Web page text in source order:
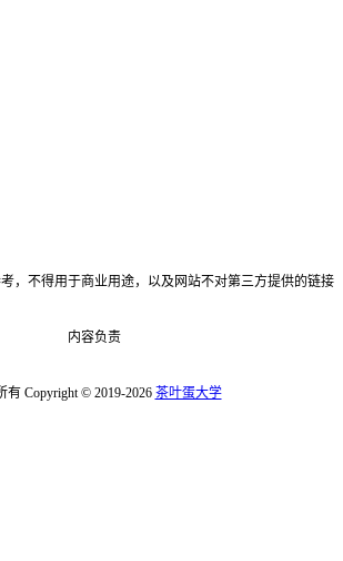
，不得用于商业用途，以及网站不对第三方提供的链接
内容负责
有 Copyright © 2019-2026 茶叶蛋大学